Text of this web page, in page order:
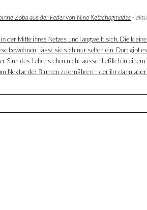
Zoba aus der Feder von Nino Ketschagmadse-
der Mitte ihres Netzes und langweilt sich. Die
bewohnen, lässt sie sich nur selten ein. Dort gibt
Sinn des Lebens eben nicht ausschließlich in
Nektar der Blumen zu ernähren – der ihr dann